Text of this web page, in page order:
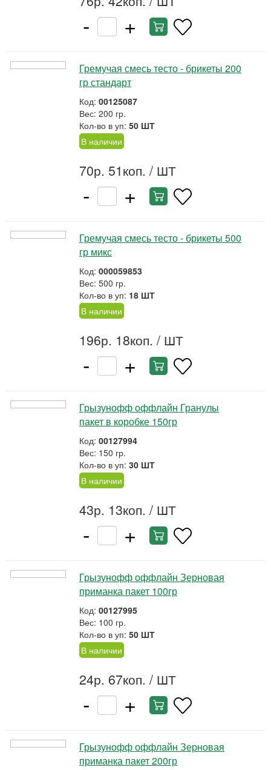
- +
Гремучая смесь тесто - брикеты 200
гр стандарт
Код: 00125087
Вес: 200 гр.
Кол-во в уп: 50 ШТ
В наличии
70р. 51коп. / ШТ
- +
Гремучая смесь тесто - брикеты 500
гр микс
Код: 000059853
Вес: 500 гр.
Кол-во в уп: 18 ШТ
В наличии
196р. 18коп. / ШТ
- +
Грызунофф оффлайн Гранулы
пакет в коробке 150гр
Код: 00127994
Вес: 150 гр.
Кол-во в уп: 30 ШТ
В наличии
43р. 13коп. / ШТ
- +
Грызунофф оффлайн Зерновая
приманка пакет 100гр
Код: 00127995
Вес: 100 гр.
Кол-во в уп: 50 ШТ
В наличии
24р. 67коп. / ШТ
- +
Грызунофф оффлайн Зерновая
приманка пакет 200гр